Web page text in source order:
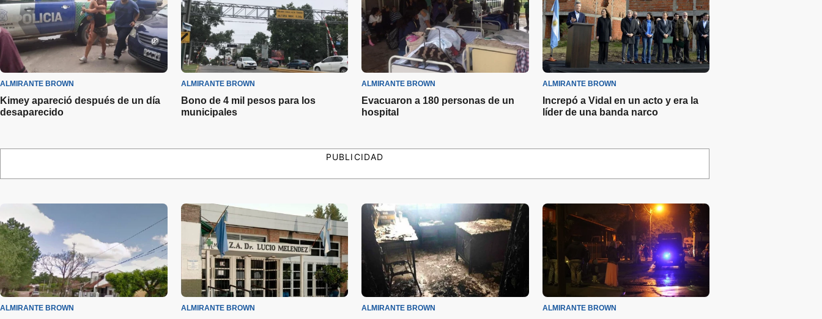
ALMIRANTE BROWN
Kimey apareció después de un día
desaparecido
ALMIRANTE BROWN
Bono de 4 mil pesos para los
municipales
ALMIRANTE BROWN
Evacuaron a 180 personas de un
hospital
ALMIRANTE BROWN
Increpó a Vidal en un acto y era la
líder de una banda narco
PUBLICIDAD
ALMIRANTE BROWN ALMIRANTE BROWN ALMIRANTE BROWN ALMIRANTE BROWN